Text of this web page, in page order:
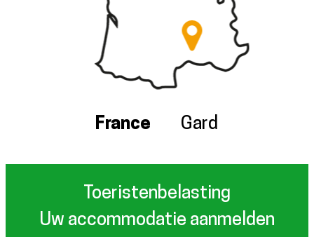
France Gard
Toeristenbelasting
Uw accommodatie aanmelden